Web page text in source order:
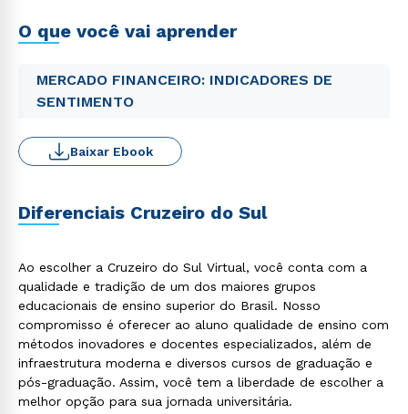
O que você vai aprender
MERCADO FINANCEIRO: INDICADORES DE
SENTIMENTO
Baixar Ebook
Diferenciais Cruzeiro do Sul
Ao escolher a Cruzeiro do Sul Virtual, você conta com a
qualidade e tradição de um dos maiores grupos
educacionais de ensino superior do Brasil. Nosso
compromisso é oferecer ao aluno qualidade de ensino com
métodos inovadores e docentes especializados, além de
infraestrutura moderna e diversos cursos de graduação e
pós-graduação. Assim, você tem a liberdade de escolher a
melhor opção para sua jornada universitária.